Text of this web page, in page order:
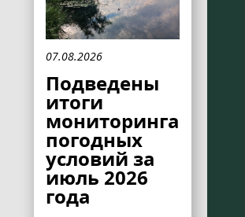
07.08.2026
Подведены
итоги
мониторинга
погодных
условий за
июль 2026
года